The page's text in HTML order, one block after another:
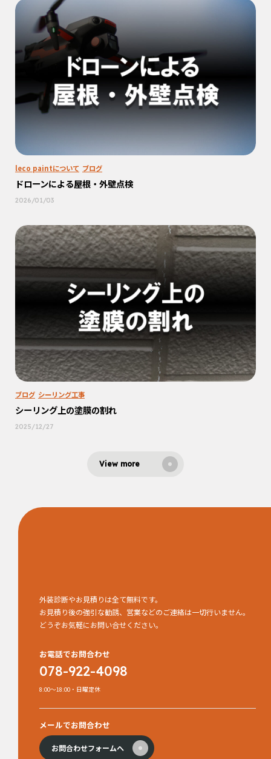
leco paintについて ブログ
ドローンによる屋根・外壁点検
2026/01/03
ブログ シーリング工事
シーリング上の塗膜の割れ
2025/12/27
View more
外装診断やお見積りは全て無料です。
お見積り後の強引な勧誘、営業などのご連絡は一切行いません。
どうぞお気軽にお問い合せください。
お電話でお問合わせ
078-922-4098
8:00～18:00・日曜定休
メールでお問合わせ
お問合わせフォームへ